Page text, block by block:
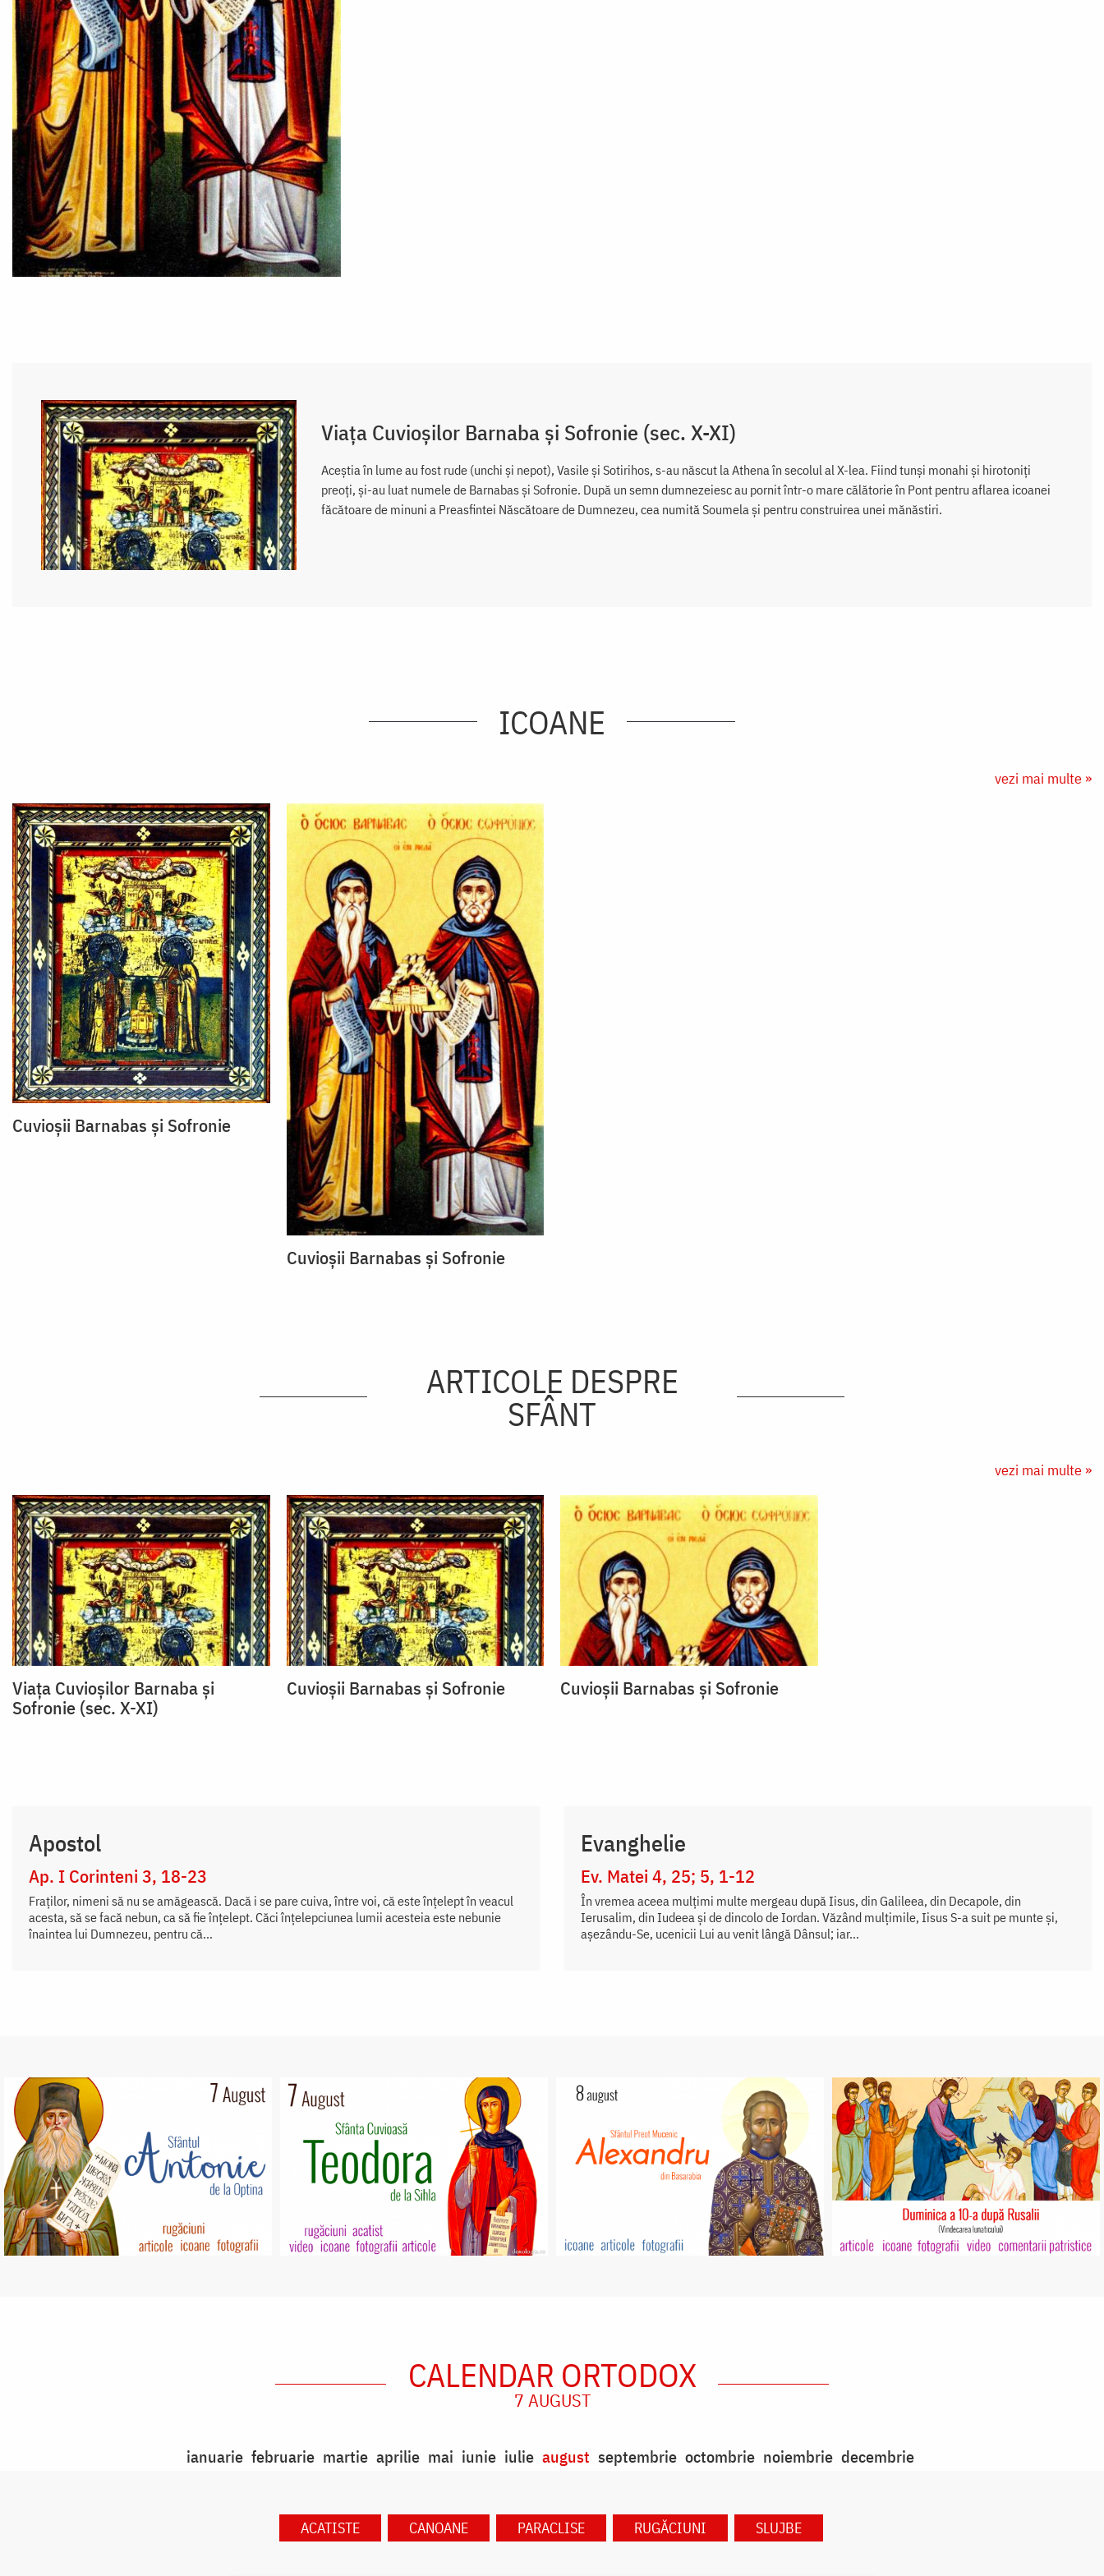
Viața Cuvioșilor Barnaba și Sofronie (sec. X-XI)
Aceștia în lume au fost rude (unchi și nepot), Vasile și Sotirihos, s-au născut la Athena în secolul al X-lea. Fiind tunși monahi și hirotoniți
preoți, și-au luat numele de Barnabas și Sofronie. După un semn dumnezeiesc au pornit într-o mare călătorie în Pont pentru aflarea icoanei
făcătoare de minuni a Preasfintei Născătoare de Dumnezeu, cea numită Soumela și pentru construirea unei mănăstiri.
ICOANE
vezi mai multe »
Cuvioșii Barnabas și Sofronie
Cuvioșii Barnabas și Sofronie
ARTICOLE DESPRE
SFÂNT
vezi mai multe »
Viața Cuvioșilor Barnaba și
Sofronie (sec. X-XI)
Cuvioșii Barnabas și Sofronie Cuvioșii Barnabas și Sofronie
Apostol
Ap. I Corinteni 3, 18-23
Fraților, nimeni să nu se amăgească. Dacă i se pare cuiva, între voi, că este înțelept în veacul
acesta, să se facă nebun, ca să fie înțelept. Căci înțelepciunea lumii acesteia este nebunie
înaintea lui Dumnezeu, pentru că...
Evanghelie
Ev. Matei 4, 25; 5, 1-12
În vremea aceea mulţimi multe mergeau după Iisus, din Galileea, din Decapole, din
Ierusalim, din Iudeea şi de dincolo de Iordan. Văzând mulţimile, Iisus S-a suit pe munte şi,
aşezându-Se, ucenicii Lui au venit lângă Dânsul; iar...
CALENDAR ORTODOX
7 AUGUST
ianuarie februarie martie aprilie mai iunie iulie august septembrie octombrie noiembrie decembrie
ACATISTE CANOANE PARACLISE RUGĂCIUNI SLUJBE